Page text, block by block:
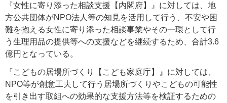
『女性に寄り添った相談支援【内閣府】』に対しては、地
方公共団体がNPO法人等の知見を活用して行う、不安や困
難を抱える女性に寄り添った相談事業やその一環として行
う生理用品の提供等への支援などを継続するため、合計3.6
億円となっている。
『こどもの居場所づくり【こども家庭庁】』に対しては、
NPO等が創意工夫して行う居場所づくりやこどもの可能性
を引き出す取組への効果的な支援方法等を検証するための